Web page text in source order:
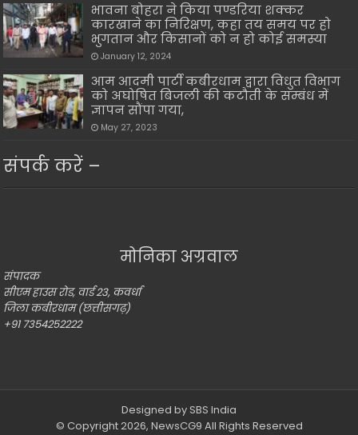
भावना बोहरा ने किया पण्डरिया शक्कर
कारखाने का निरिक्षण, कहा तय समय पर हो
भुगतान और किसानों को न हो कोई समस्या
January 12, 2024
आम आदमी पार्टी कबीरधाम द्वारा विधुत विभाग
को अघोषित बिजली की कटौती के सम्बंध में
ज्ञापन सौंपा गया,
May 27, 2023
संपर्क करें –
मोनिका अग्रवाल
संपादक
सीएम हाउस रोड, वार्ड 23, कवर्धा
जिला कबीरधाम (छत्तीसगढ़)
+91 7354252222
Designed by SBS India
© Copyright 2026, NewsCG9 All Rights Reserved